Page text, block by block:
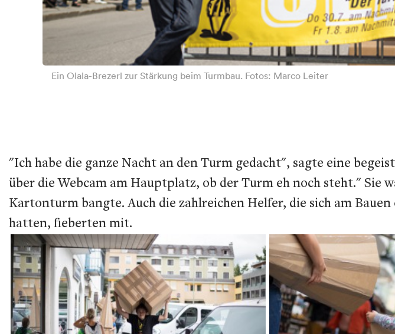
Ein Olala-Brezerl zur Stärkung beim Turmbau. Fotos: Marco Leiter
"Ich habe die ganze Nacht an den Turm gedacht", sagte eine
über die Webcam am Hauptplatz, ob der Turm eh noch steht." Sie
Kartonturm bangte. Auch die zahlreichen Helfer, die sich am
hatten, fieberten mit.